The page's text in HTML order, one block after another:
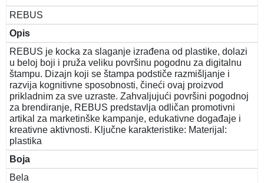
REBUS
Opis
REBUS je kocka za slaganje izrađena od plastike, dolazi
u beloj boji i pruža veliku površinu pogodnu za digitalnu
štampu. Dizajn koji se štampa podstiče razmišljanje i
razvija kognitivne sposobnosti, čineći ovaj proizvod
prikladnim za sve uzraste. Zahvaljujući površini pogodnoj
za brendiranje, REBUS predstavlja odličan promotivni
artikal za marketinške kampanje, edukativne događaje i
kreativne aktivnosti. Ključne karakteristike: Materijal:
plastika
Boja
Bela